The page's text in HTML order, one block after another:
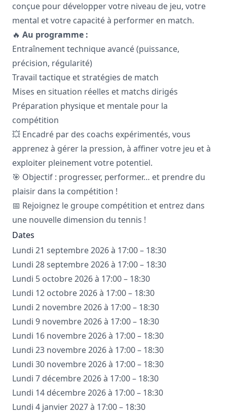
conçue pour développer votre niveau de jeu, votre
mental et votre capacité à performer en match.
🔥 Au programme :
Entraînement technique avancé (puissance,
précision, régularité)
Travail tactique et stratégies de match
Mises en situation réelles et matchs dirigés
Préparation physique et mentale pour la
compétition
💥 Encadré par des coachs expérimentés, vous
apprenez à gérer la pression, à affiner votre jeu et à
exploiter pleinement votre potentiel.
🎯 Objectif : progresser, performer… et prendre du
plaisir dans la compétition !
📅 Rejoignez le groupe compétition et entrez dans
une nouvelle dimension du tennis !
Dates
Lundi 21 septembre 2026 à 17:00 – 18:30
Lundi 28 septembre 2026 à 17:00 – 18:30
Lundi 5 octobre 2026 à 17:00 – 18:30
Lundi 12 octobre 2026 à 17:00 – 18:30
Lundi 2 novembre 2026 à 17:00 – 18:30
Lundi 9 novembre 2026 à 17:00 – 18:30
Lundi 16 novembre 2026 à 17:00 – 18:30
Lundi 23 novembre 2026 à 17:00 – 18:30
Lundi 30 novembre 2026 à 17:00 – 18:30
Lundi 7 décembre 2026 à 17:00 – 18:30
Lundi 14 décembre 2026 à 17:00 – 18:30
Lundi 4 janvier 2027 à 17:00 – 18:30